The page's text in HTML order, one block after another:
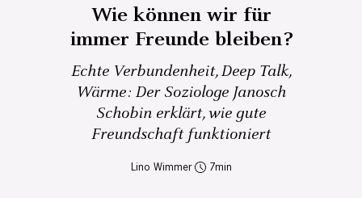
Wie können wir für
immer Freunde bleiben?
Echte Verbundenheit, Deep Talk,
Wärme: Der Soziologe Janosch
Schobin erklärt, wie gute
Freundschaft funktioniert
Lino Wimmer 7